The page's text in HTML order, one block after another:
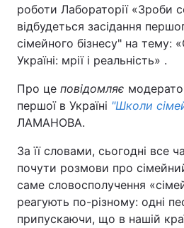
роботи Лабораторії «Зроби
відбудеться засідання
сімейного бізнесу" на тему:
Україні: мрії і реальність» .
Про це повідомляє
першої в Україні "Школи
ЛАМАНОВА.
За її словами, сьогодні все
почути розмови про
саме словосполучення
реагують по-різному: одні
припускаючи, що в нашій